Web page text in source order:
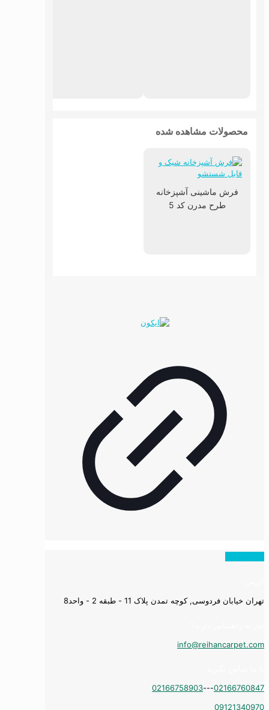
محصولات مشاهده شده
فرش ماشینی آشپزخانه
طرح مدرن کد 5
تهران خیابان فردوسی, کوچه تمدن پلاک 11 - طبقه 2 - واحد8
info@reihancarpet.com
02166760847
---
02166758903
09121340970